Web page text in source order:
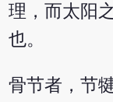
理，而太阳
也。
骨节者，节